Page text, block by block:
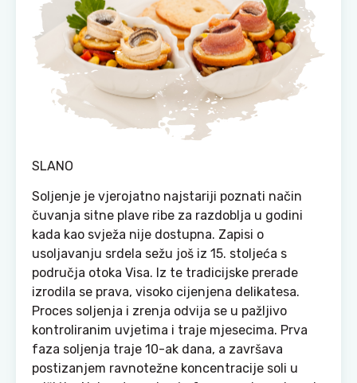
SLANO
Soljenje je vjerojatno najstariji poznati način
čuvanja sitne plave ribe za razdoblja u godini
kada kao svježa nije dostupna. Zapisi o
usoljavanju srdela sežu još iz 15. stoljeća s
područja otoka Visa. Iz te tradicijske prerade
izrodila se prava, visoko cijenjena delikatesa.
Proces soljenja i zrenja odvija se u pažljivo
kontroliranim uvjetima i traje mjesecima. Prva
faza soljenja traje 10-ak dana, a završava
postizanjem ravnotežne koncentracije soli u